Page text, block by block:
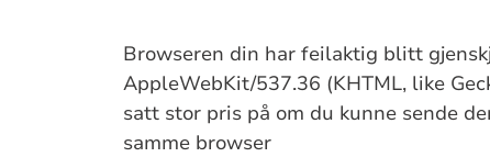
Browseren din har feilaktig blitt
AppleWebKit/537.36 (KHTML, like
satt stor pris på om du kunne sende
samme browser